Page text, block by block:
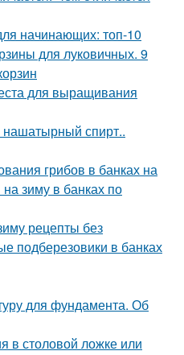
начинающих: топ-10
для луковичных. 9
для выращивания
нашатырный спирт..
грибов в банках на
зиму в банках по
рецепты без
подберезовики в банках
для фундамента. Об
в столовой ложке или